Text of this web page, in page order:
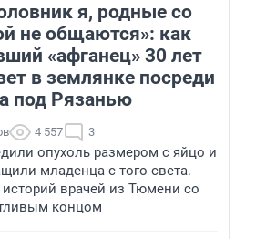
я, родные со
не общаются»: как
«афганец» 30 лет
в землянке посреди
под Рязанью
4 557 3
опухоль размером с яйцо и
младенца с того света.
историй врачей из Тюмени со
концом